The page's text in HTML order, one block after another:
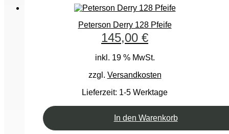
Peterson Derry 128 Pfeife
145,00 €
inkl. 19 % MwSt.
zzgl. Versandkosten
Lieferzeit: 1-5 Werktage
In den Warenkorb